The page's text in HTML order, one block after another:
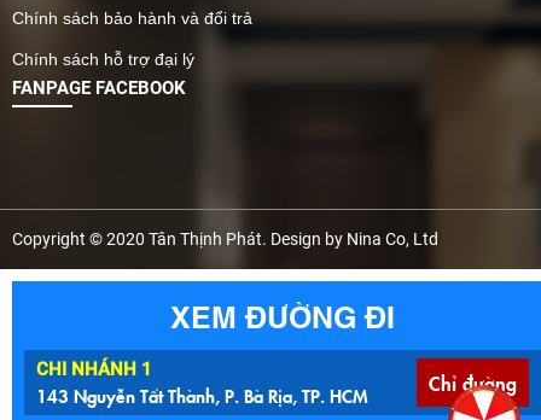
Chính sách bảo hành và đổi trả
Chính sách hỗ trợ đại lý
FANPAGE FACEBOOK
Copyright © 2020 Tân Thịnh Phát. Design by Nina Co, Ltd
XEM ĐƯỜNG ĐI
CHI NHÁNH 1
143 Nguyễn Tất Thành, P. Bà Rịa, TP. HCM Chỉ đường